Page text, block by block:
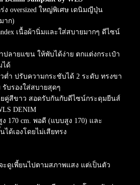
oversized ใหญ่พิเศษ เดนิมญีปุ่น
าก)
เนื้อผ้านิ่มและใส่สบายมากๆ ดีไซน์
ปลายแขน ให้พับได้ง่าย ตกแต่งกระเป๋า
ได้
ต่ำ ปรับความกระชับได้ 2 ระดับ ทรงขา
บรองใส่สบายสุดๆ
ยคู่สีขาว สอดรับกันกับดีไซน์กระดุมยีนส์
DENIM
170 cm. พอดี (แบบสูง 170) และ
ด้เองโดยไม่เสียทรง
ะดูเพี้ยนไปตามสภาพแสง แต่เป็นตัว